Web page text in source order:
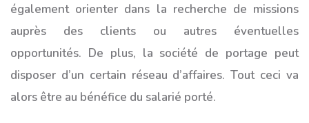
également orienter dans la recherche de missions
auprès des clients ou autres éventuelles
opportunités. De plus, la société de portage peut
disposer d’un certain réseau d’affaires. Tout ceci va
alors être au bénéfice du salarié porté.